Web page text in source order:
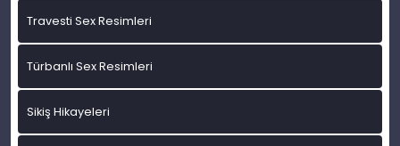
Travesti Sex Resimleri
Türbanlı Sex Resimleri
Sikiş Hikayeleri